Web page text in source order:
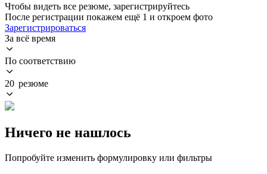
Чтобы видеть все резюме, зарегистрируйтесь
После регистрации покажем ещё 1 и откроем фото
Зарегистрироваться
За всё время
По соответствию
20 резюме
Ничего не нашлось
Попробуйте изменить формулировку или фильтры